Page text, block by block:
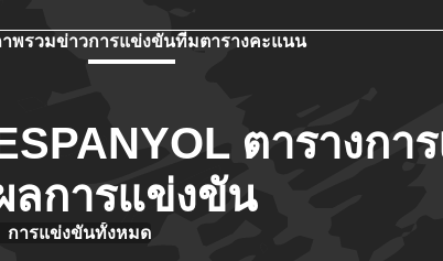
พรวมข่าวการแข่งขันทีมตารางคะแนน
ตารางกา
ลการแข่งขัน
การแข่งขันทั้งหมด